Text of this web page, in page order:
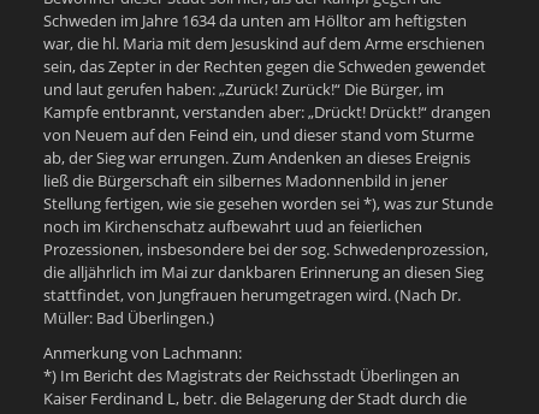
Schweden im Jahre 1634 da unten am Hölltor am heftigsten
war, die hl. Maria mit dem Jesuskind auf dem Arme erschienen
sein, das Zepter in der Rechten gegen die Schweden gewendet
und laut gerufen haben: „Zurück! Zurück!“ Die Bürger, im
Kampfe entbrannt, verstanden aber: „Drückt! Drückt!“ drangen
von Neuem auf den Feind ein, und dieser stand vom Sturme
ab, der Sieg war errungen. Zum Andenken an dieses Ereignis
ließ die Bürgerschaft ein silbernes Madonnenbild in jener
Stellung fertigen, wie sie gesehen worden sei *), was zur Stunde
noch im Kirchenschatz aufbewahrt uud an feierlichen
Prozessionen, insbesondere bei der sog. Schwedenprozession,
die alljährlich im Mai zur dankbaren Erinnerung an diesen Sieg
stattfindet, von Jungfrauen herumgetragen wird. (Nach Dr.
Müller: Bad Überlingen.)
Anmerkung von Lachmann:
*) Im Bericht des Magistrats der Reichsstadt Überlingen an
Kaiser Ferdinand L, betr. die Belagerung der Stadt durch die